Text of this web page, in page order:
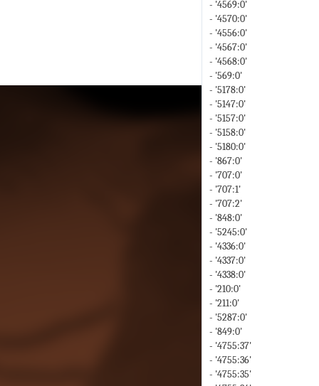
- '4569:0'
- '4570:0'
- '4556:0'
- '4567:0'
- '4568:0'
- '569:0'
- '5178:0'
- '5147:0'
- '5157:0'
- '5158:0'
- '5180:0'
- '867:0'
- '707:0'
- '707:1'
- '707:2'
- '848:0'
- '5245:0'
- '4336:0'
- '4337:0'
- '4338:0'
- '210:0'
- '211:0'
- '5287:0'
- '849:0'
- '4755:37'
- '4755:36'
- '4755:35'